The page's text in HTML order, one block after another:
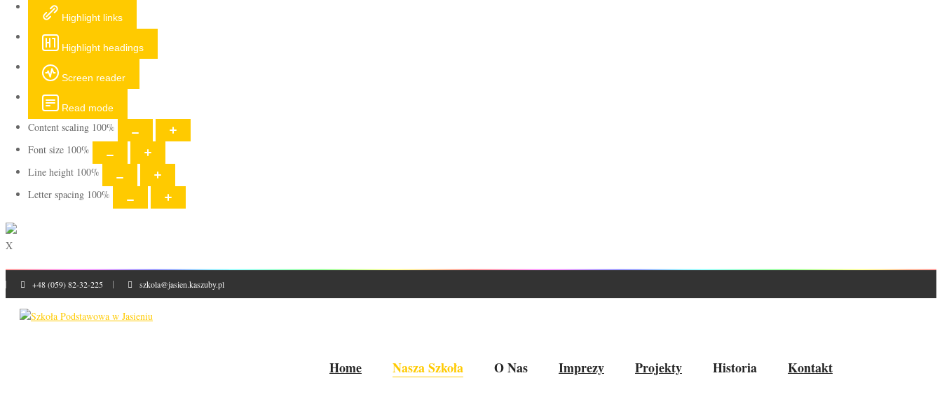
Highlight links
Highlight headings
Screen reader
Read mode
Content scaling 100%
Font size 100%
Line height 100%
Letter spacing 100%
X
+48 (059) 82-32-225 szkola@jasien.kaszuby.pl
Home Nasza Szkoła O Nas Imprezy Projekty Historia Kontakt